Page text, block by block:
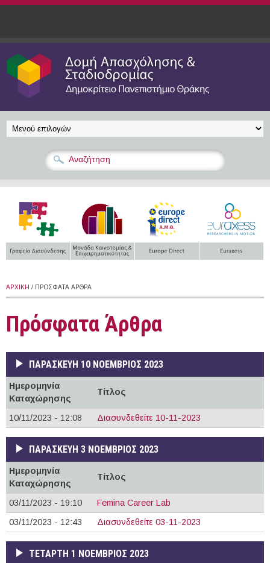
Παράκαμψη προς το κυρίως περιεχόμενο
ΑΡΧΙΚΉ / ΠΡΌΣΦΑΤΑ ΆΡΘΡΑ
Πρόσφατα Άρθρα
ΠΑΡΑΣΚΕΥΉ 10 ΝΟΈΜΒΡΙΟΣ 2023
Ημερομηνία
Καταχώρησης
Τίτλος
10/11/2023 - 12:08 Διασυνδεθείτε 10-11-2023
ΠΑΡΑΣΚΕΥΉ 3 ΝΟΈΜΒΡΙΟΣ 2023
Ημερομηνία
Καταχώρησης
Τίτλος
03/11/2023 - 19:10
Femina Career Lab
03/11/2023 - 12:43
Διασυνδεθείτε 03-11-2023
ΤΕΤΆΡΤΗ 1 ΝΟΈΜΒΡΙΟΣ 2023